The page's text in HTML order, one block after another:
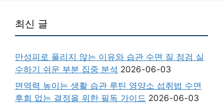
최신 글
만성피로 풀리지 않는 이유와 습관 수면 질 점검 실
수하기 쉬운 부분 집중 분석 2026-06-03
면역력 높이는 생활 습관 루틴 영양소 섭취법 수면
후회 없는 결정을 위한 필독 가이드 2026-06-03